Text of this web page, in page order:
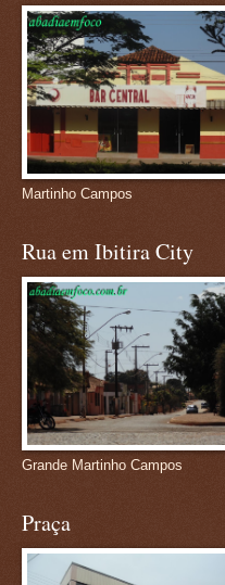
Martinho Campos
Rua em Ibitira City
Grande Martinho Campos
Praça